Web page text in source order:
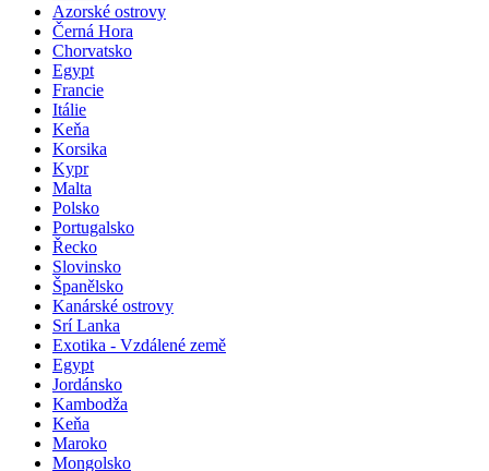
Azorské ostrovy
Černá Hora
Chorvatsko
Egypt
Francie
Itálie
Keňa
Korsika
Kypr
Malta
Polsko
Portugalsko
Řecko
Slovinsko
Španělsko
Kanárské ostrovy
Srí Lanka
Exotika - Vzdálené země
Egypt
Jordánsko
Kambodža
Keňa
Maroko
Mongolsko